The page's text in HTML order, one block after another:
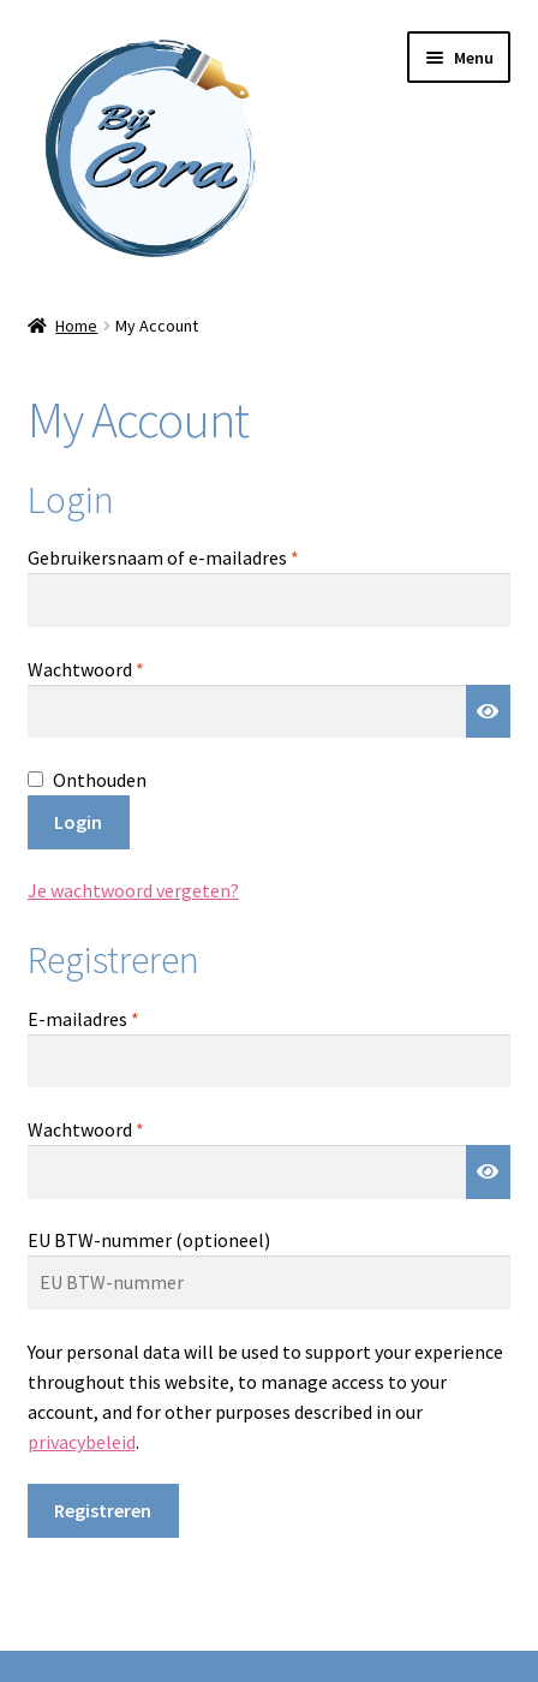
naar
navigatie
inhoud
Menu
Online cursussen
Shop
Blog / DIY / Tutorials
Contact
Home My Account
My Account
Login
Gebruikersnaam of e-mailadres *Vereist
Wachtwoord *Vereist
Onthouden
Login
Je wachtwoord vergeten?
Registreren
E-mailadres *Vereist
Wachtwoord *Vereist
EU BTW-nummer (optioneel)
Your personal data will be used to support your experience
throughout this website, to manage access to your
account, and for other purposes described in our
privacybeleid.
Registreren